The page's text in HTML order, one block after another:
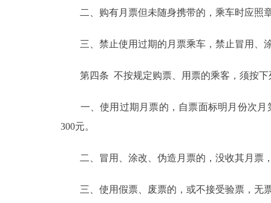
ESPAÑOL
ITALIANO
二、购有月票但未随身携带的，乘车时应照
三、禁止使用过期的月票乘车，禁止冒用、
第四条 不按规定购票、用票的乘客，须按下
一、使用过期月票的，自票面标明月份次月
300元。
二、冒用、涂改、伪造月票的，没收其月票
三、使用假票、废票的，或不接受验票，无